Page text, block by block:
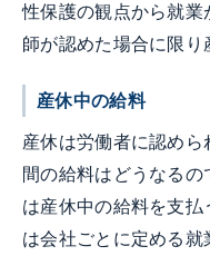
性保護の観点から就
師が認めた場合に限り
産休中の給料
産休は労働者に認め
間の給料はどうなる
は産休中の給料を支
は会社ごとに定める